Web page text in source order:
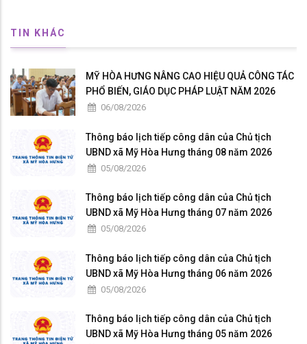
TIN KHÁC
MỸ HÒA HƯNG NÂNG CAO HIỆU QUẢ CÔNG TÁC
PHỔ BIẾN, GIÁO DỤC PHÁP LUẬT NĂM 2026
06/08/2026
Thông báo lịch tiếp công dân của Chủ tịch
UBND xã Mỹ Hòa Hưng tháng 08 năm 2026
05/08/2026
Thông báo lịch tiếp công dân của Chủ tịch
UBND xã Mỹ Hòa Hưng tháng 07 năm 2026
05/08/2026
Thông báo lịch tiếp công dân của Chủ tịch
UBND xã Mỹ Hòa Hưng tháng 06 năm 2026
05/08/2026
Thông báo lịch tiếp công dân của Chủ tịch
UBND xã Mỹ Hòa Hưng tháng 05 năm 2026